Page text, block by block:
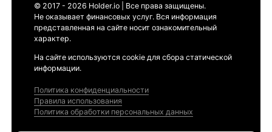
© 2017 - 2026 Holder.io | Все права защищены.
Не оказывает финансовых услуг. Вся информация
представленная на сайте носит ознакомительный
характер.
На сайте используются cookie для сбора статической
информации.
Политика конфиденциальности
Правила использования
Политика обработки персональных данных